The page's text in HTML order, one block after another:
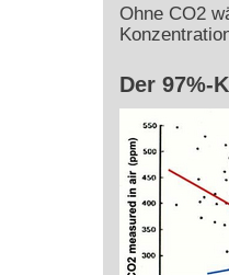
Ohne CO2
Der 97%-